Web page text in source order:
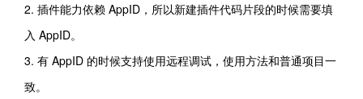
2. 插件能力依赖 AppID，所以新建插件代码片段的时候需要填
入 AppID。
3. 有 AppID 的时候支持使用远程调试，使用方法和普通项目一
致。